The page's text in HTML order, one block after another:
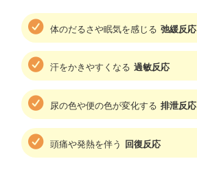
体のだるさや眠気を感じる 弛緩反応
汗をかきやすくなる 過敏反応
尿の色や便の色が変化する 排泄反応
頭痛や発熱を伴う 回復反応